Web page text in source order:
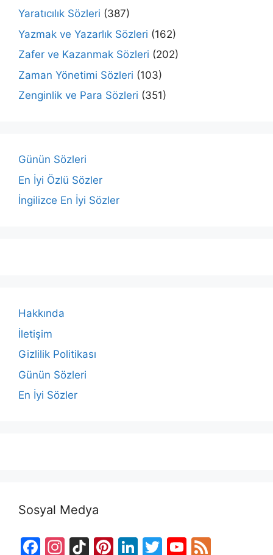
Yaratıcılık Sözleri (387)
Yazmak ve Yazarlık Sözleri (162)
Zafer ve Kazanmak Sözleri (202)
Zaman Yönetimi Sözleri (103)
Zenginlik ve Para Sözleri (351)
Günün Sözleri
En İyi Özlü Sözler
İngilizce En İyi Sözler
Hakkında
İletişim
Gizlilik Politikası
Günün Sözleri
En İyi Sözler
Sosyal Medya
F
In Ti Pi Li T
Y